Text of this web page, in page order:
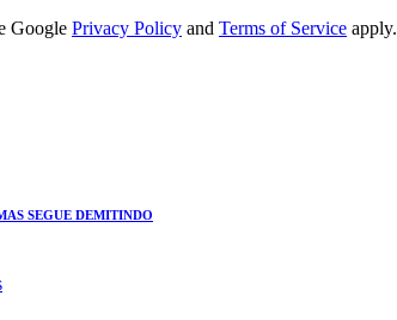
Google Privacy Policy and Terms of Service apply.
SEGUE DEMITINDO